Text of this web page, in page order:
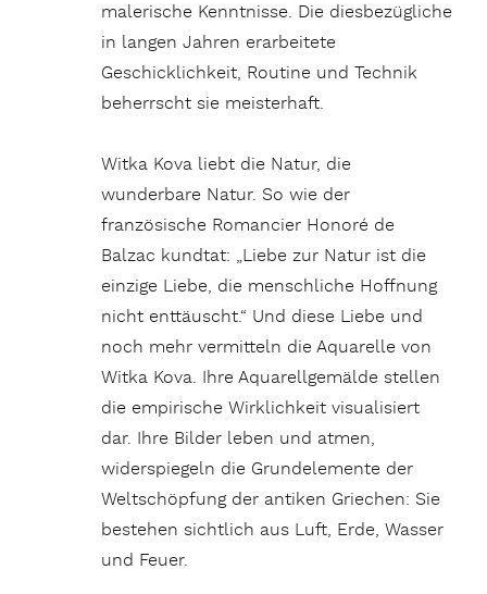
malerische Kenntnisse. Die diesbezügliche
in langen Jahren erarbeitete
Geschicklichkeit, Routine und Technik
beherrscht sie meisterhaft.
Witka Kova liebt die Natur, die
wunderbare Natur. So wie der
französische Romancier Honoré de
Balzac kundtat: „Liebe zur Natur ist die
einzige Liebe, die menschliche Hoffnung
nicht enttäuscht.“ Und diese Liebe und
noch mehr vermitteln die Aquarelle von
Witka Kova. Ihre Aquarellgemälde stellen
die empirische Wirklichkeit visualisiert
dar. Ihre Bilder leben und atmen,
widerspiegeln die Grundelemente der
Weltschöpfung der antiken Griechen: Sie
bestehen sichtlich aus Luft, Erde, Wasser
und Feuer.